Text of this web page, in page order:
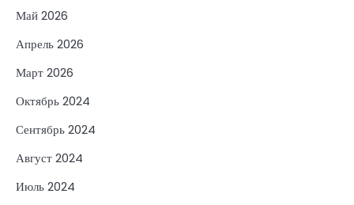
Май 2026
Апрель 2026
Март 2026
Октябрь 2024
Сентябрь 2024
Август 2024
Июль 2024